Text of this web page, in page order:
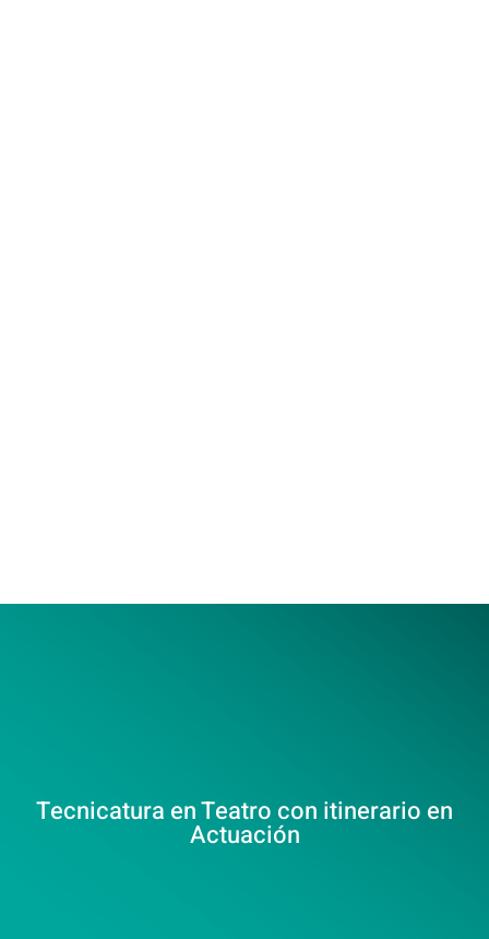
Tecnicatura en Teatro con itinerario en
Actuación